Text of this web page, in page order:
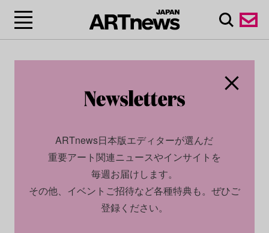
ARTnews日本版エディターが選んだ
重要アート関連ニュースやインサイトを
毎週お届けします。
その他、イベントご招待など各種特典も。ぜひご
登録ください。